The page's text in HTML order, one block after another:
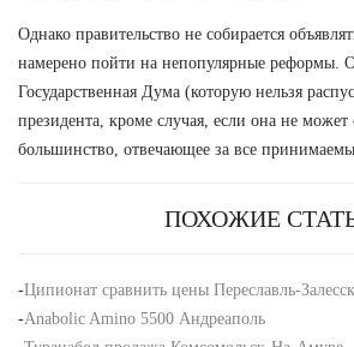
Однако правительство не собирается
намерено пойти на непопулярные реформы.
Государственная Дума (которую нельзя
президента, кроме случая, если она не может
большинство, отвечающее за все
ПОХОЖИЕ
-Ципионат сравнить цены Переславль-
-Anabolic Amino 5500 Андреаполь